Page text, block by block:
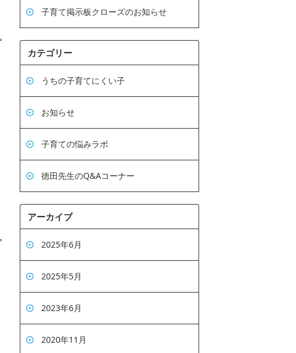
子育て掲示板クローズのお知らせ
カテゴリー
うちの子育てにくい子
お知らせ
子育ての悩みラボ
徳田先生のQ&Aコーナー
アーカイブ
2025年6月
2025年5月
2023年6月
2020年11月